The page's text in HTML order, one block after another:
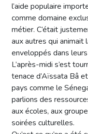
l’aide populaire
comme domaine
métier. C’était
aux autres qui animait
enveloppés dans
L’après-midi s’est
tenace d’Aïssata Bâ
pays comme le
parlions des
aux écoles, aux
soirées culturelles.